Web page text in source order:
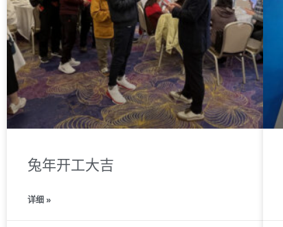
兔年开工大吉
详细 »